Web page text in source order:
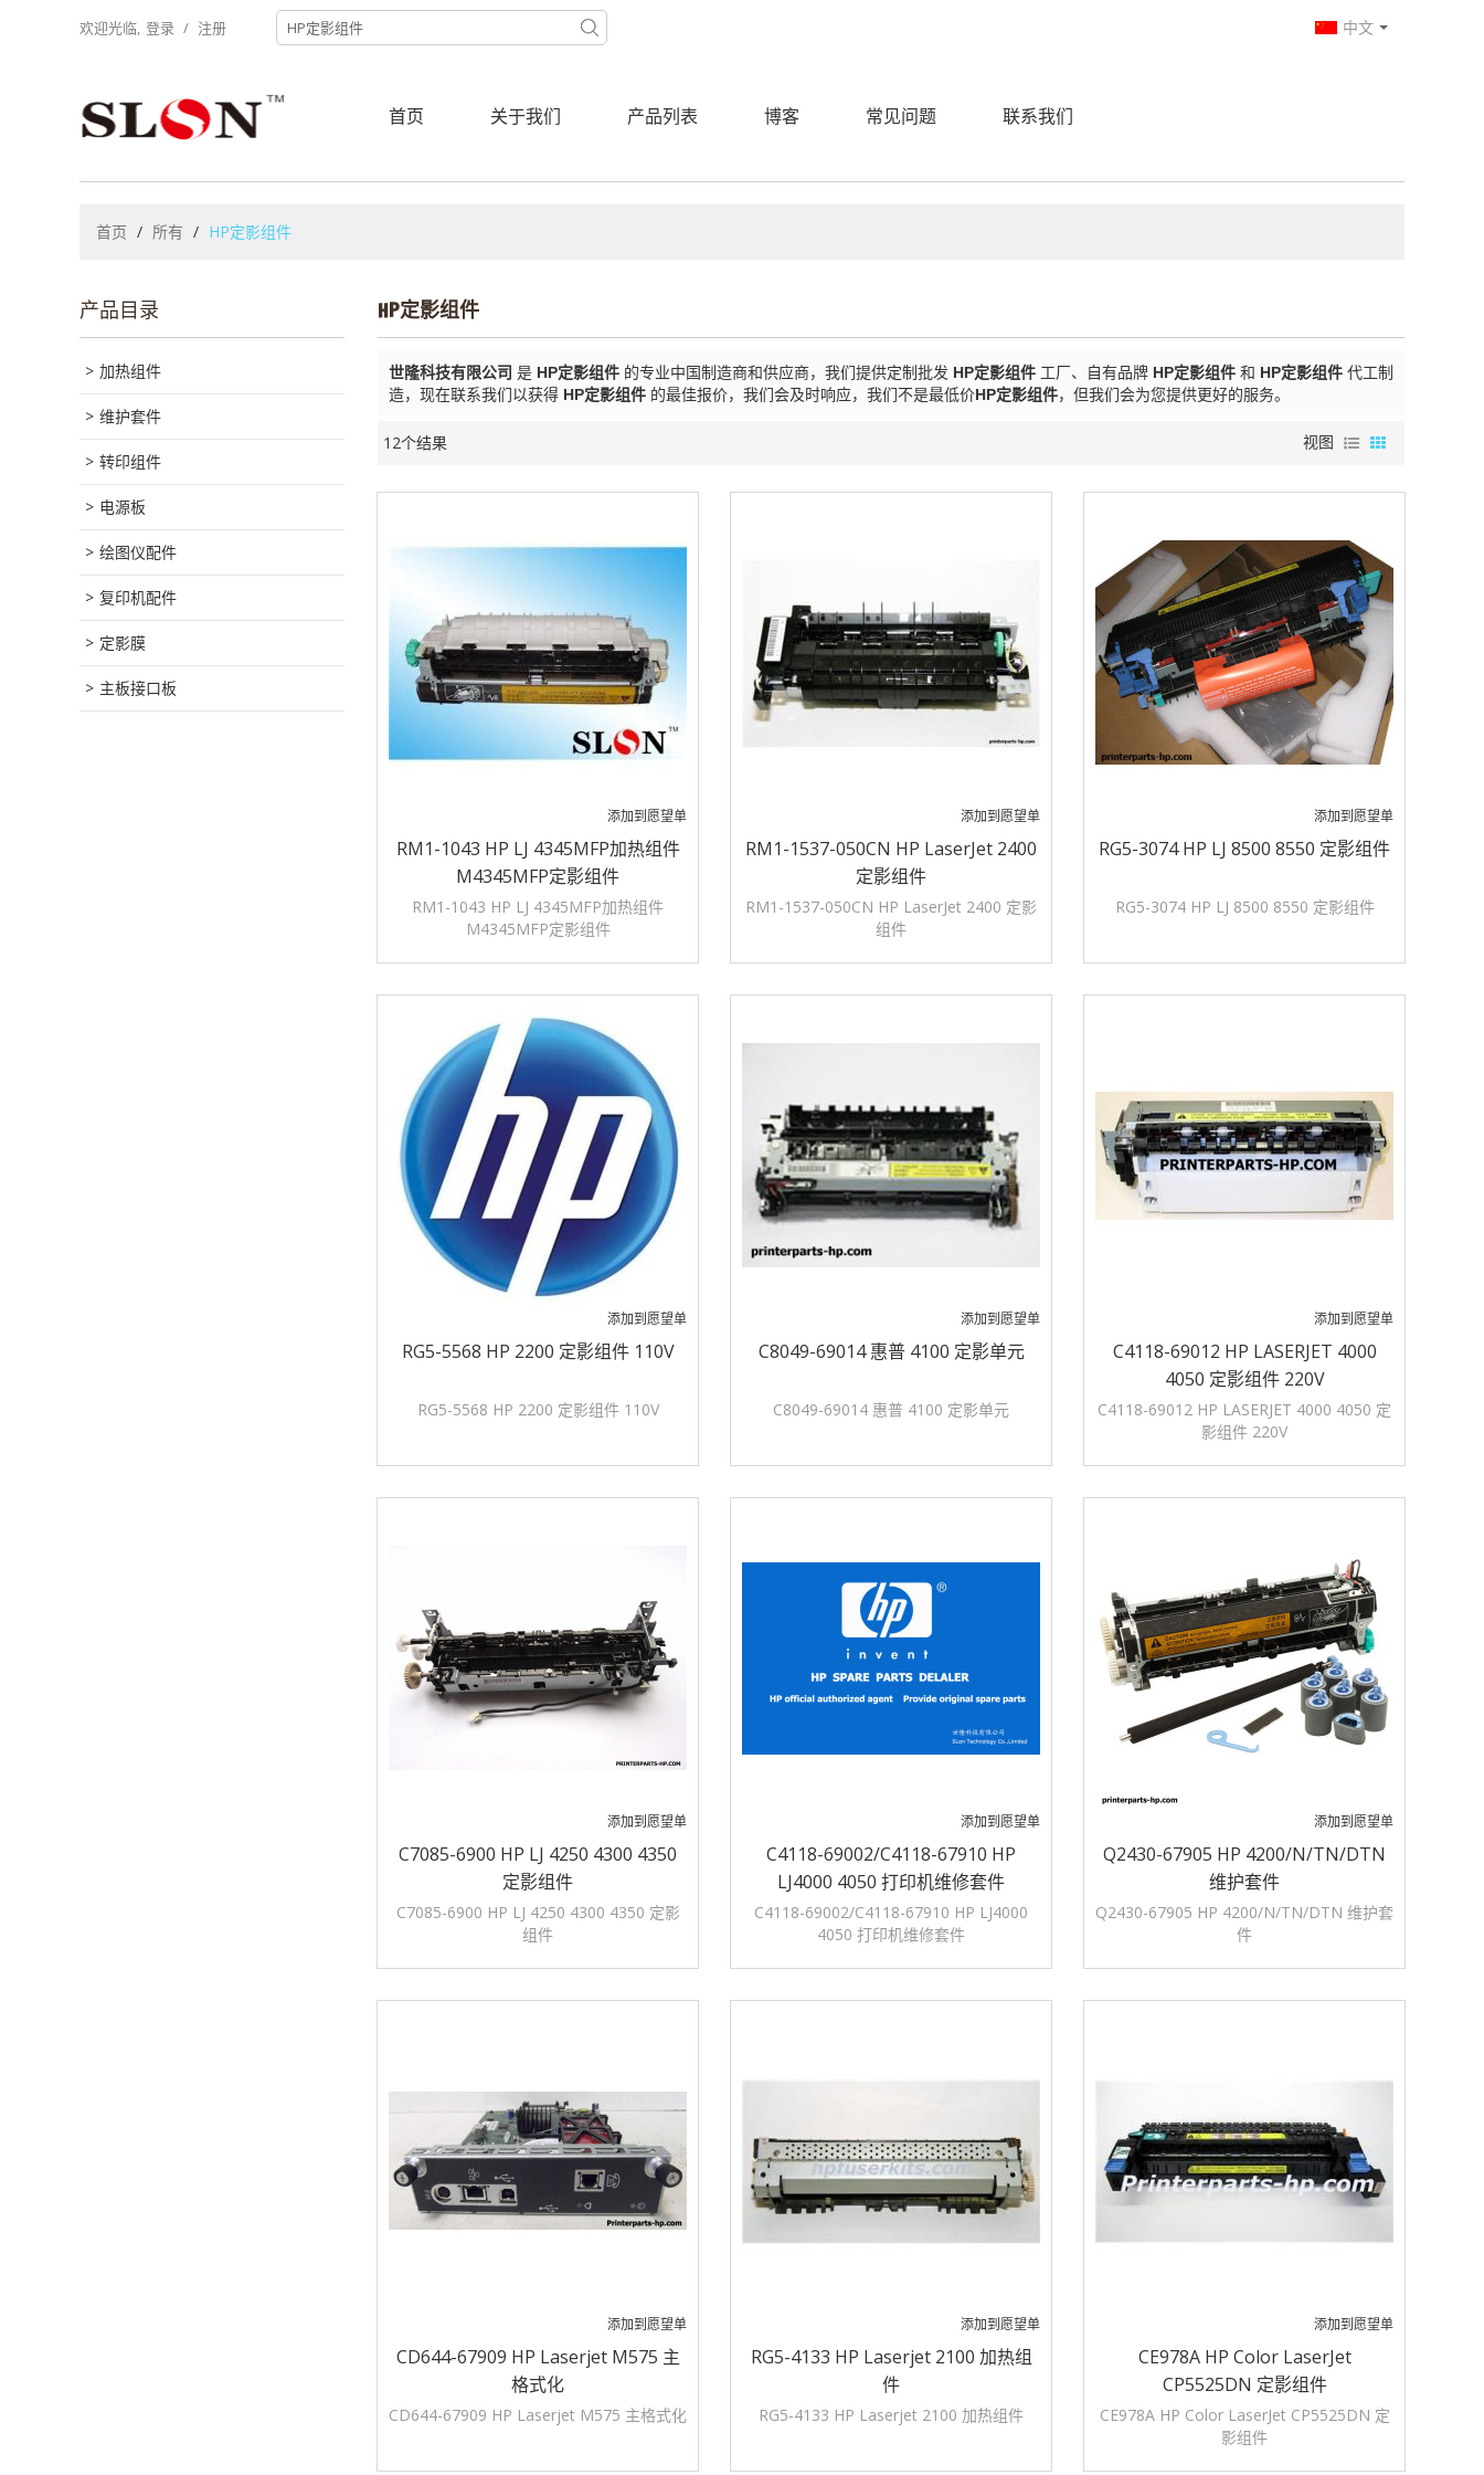
欢迎光临, 登录 / 注册 中文
首页 关于我们 产品列表 博客 常见问题 联系我们
首页 / 所有 / HP定影组件
产品目录
加热组件
维护套件
转印组件
电源板
绘图仪配件
复印机配件
定影膜
主板接口板
HP定影组件
世隆科技有限公司 是 HP定影组件 的专业中国制造商和供应商，我们提供定制批发 HP定影组件 工厂、自有品牌 HP定影组件 和 HP定影组件 代工制
造，现在联系我们以获得 HP定影组件 的最佳报价，我们会及时响应，我们不是最低价HP定影组件，但我们会为您提供更好的服务。
12个结果 视图
添加到愿望单
RM1-1043 HP LJ 4345MFP加热组件
M4345MFP定影组件
RM1-1043 HP LJ 4345MFP加热组件
M4345MFP定影组件
添加到愿望单
RM1-1537-050CN HP LaserJet 2400
定影组件
RM1-1537-050CN HP LaserJet 2400 定影
组件
添加到愿望单
RG5-3074 HP LJ 8500 8550 定影组件
RG5-3074 HP LJ 8500 8550 定影组件
添加到愿望单
RG5-5568 HP 2200 定影组件 110V
RG5-5568 HP 2200 定影组件 110V
添加到愿望单
C8049-69014 惠普 4100 定影单元
C8049-69014 惠普 4100 定影单元
添加到愿望单
C4118-69012 HP LASERJET 4000
4050 定影组件 220V
C4118-69012 HP LASERJET 4000 4050 定
影组件 220V
添加到愿望单
C7085-6900 HP LJ 4250 4300 4350
定影组件
C7085-6900 HP LJ 4250 4300 4350 定影
组件
添加到愿望单
C4118-69002/C4118-67910 HP
LJ4000 4050 打印机维修套件
C4118-69002/C4118-67910 HP LJ4000
4050 打印机维修套件
添加到愿望单
Q2430-67905 HP 4200/N/TN/DTN
维护套件
Q2430-67905 HP 4200/N/TN/DTN 维护套
件
添加到愿望单
CD644-67909 HP Laserjet M575 主
格式化
CD644-67909 HP Laserjet M575 主格式化
添加到愿望单
RG5-4133 HP Laserjet 2100 加热组
件
RG5-4133 HP Laserjet 2100 加热组件
添加到愿望单
CE978A HP Color LaserJet
CP5525DN 定影组件
CE978A HP Color LaserJet CP5525DN 定
影组件